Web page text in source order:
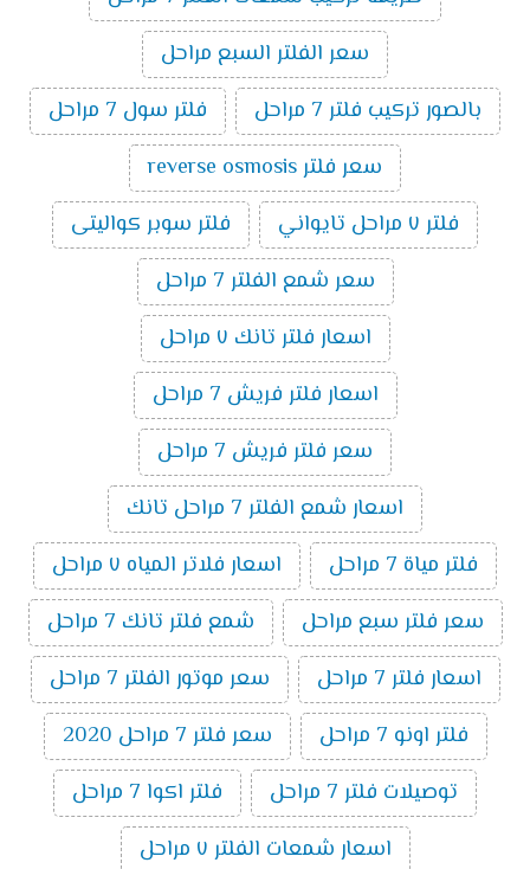
سعر الفلتر السبع مراحل
بالصور تركيب فلتر 7 مراحل
فلتر سول 7 مراحل
سعر فلتر reverse osmosis
فلتر ٧ مراحل تايواني
فلتر سوبر كواليتى
سعر شمع الفلتر 7 مراحل
اسعار فلتر تانك ٧ مراحل
اسعار فلتر فريش 7 مراحل
سعر فلتر فريش 7 مراحل
اسعار شمع الفلتر 7 مراحل تانك
فلتر مياة 7 مراحل
اسعار فلاتر المياه ٧ مراحل
سعر فلتر سبع مراحل
شمع فلتر تانك 7 مراحل
اسعار فلتر 7 مراحل
سعر موتور الفلتر 7 مراحل
فلتر اونو 7 مراحل
سعر فلتر 7 مراحل 2020
توصيلات فلتر 7 مراحل
فلتر اكوا 7 مراحل
اسعار شمعات الفلتر ٧ مراحل